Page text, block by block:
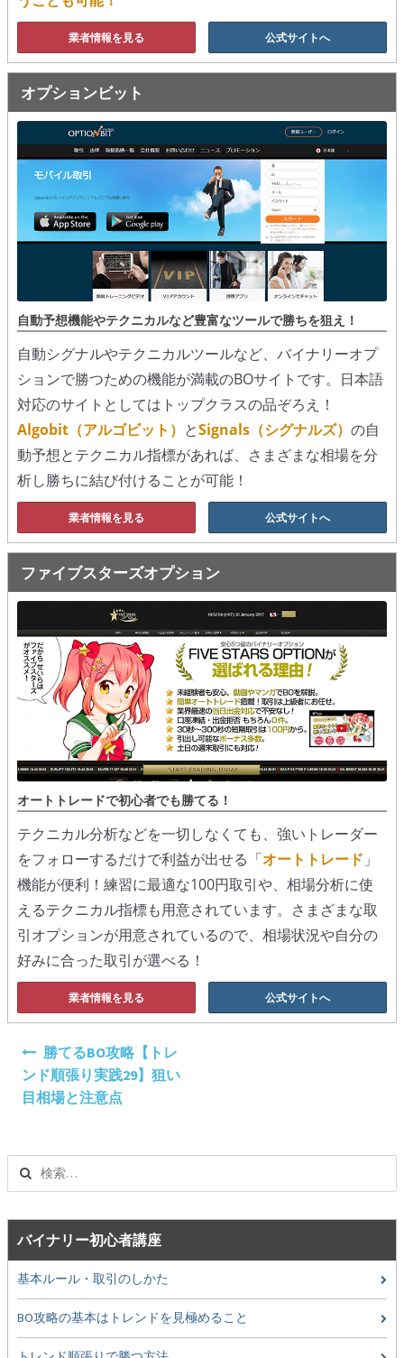
スポットフォロー
トレーダーズ・チョイス
スプレッド取引
アルゴビット
シグナルズ
詐欺・ステマなどBO裏話
ステマに注意！
２ちゃんまとめ風の詐欺サイト
用語集
業者情報を見る 公式サイトへ
オプションビット
自動予想機能やテクニカルなど豊富なツールで勝ちを狙え！
自動シグナルやテクニカルツールなど、バイナリーオプ
ションで勝つための機能が満載のBOサイトです。日本語
対応のサイトとしてはトップクラスの品ぞろえ！
Algobit（アルゴビット） とSignals（シグナルズ） の自
動予想とテクニカル指標があれば、さまざまな相場を分
析し勝ちに結び付けることが可能！
業者情報を見る 公式サイトへ
ファイブスターズオプション
オートトレードで初心者でも勝てる！
テクニカル分析などを一切しなくても、強いトレーダー
をフォローするだけで利益が出せる「オートトレード 」
機能が便利！練習に最適な100円取引や、相場分析に使
えるテクニカル指標も用意されています。さまざまな取
引オプションが用意されているので、相場状況や自分の
好みに合った取引が選べる！
業者情報を見る 公式サイトへ
ー
シ
ョ
ン
勝てるBO攻略【トレ
ンド順張り実践29】狙い
目相場と注意点
バイナリー初心者講座
基本ルール・取引のしかた
BO攻略の基本はトレンドを見極めること